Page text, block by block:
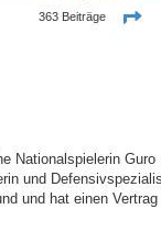
363 Beiträge
Nationalspielerin Guro
und
und hat einen